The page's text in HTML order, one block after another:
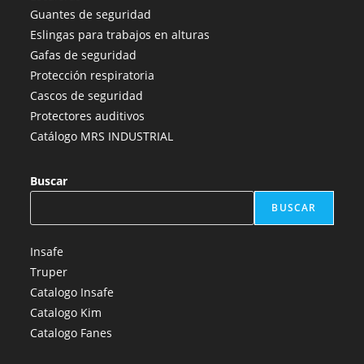
una
nueva
pestaña
una
nueva
pestaña
una
nueva
pestaña
nueva
Guantes de seguridad
Eslingas para trabajos en alturas
Gafas de seguridad
Protección respiratoria
Cascos de seguridad
Protectores auditivos
Catálogo MRS INDUSTRIAL
Buscar
BUSCAR
Insafe
Truper
Catalogo Insafe
Catalogo Kim
Catalogo Fanes